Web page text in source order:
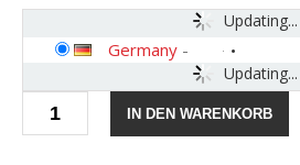
Updating...
Updating...
Germany -
Taillentrainer
mit
IN DEN WARENKORB